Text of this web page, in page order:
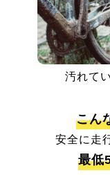
汚れて
こん
安全に走
最低